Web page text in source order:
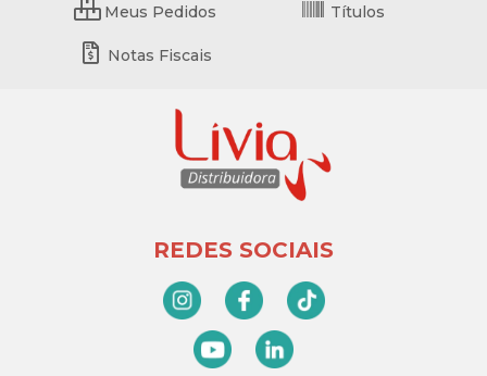
Meus Pedidos Títulos
Notas Fiscais
REDES SOCIAIS